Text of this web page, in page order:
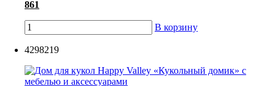
861
В корзину
4298219